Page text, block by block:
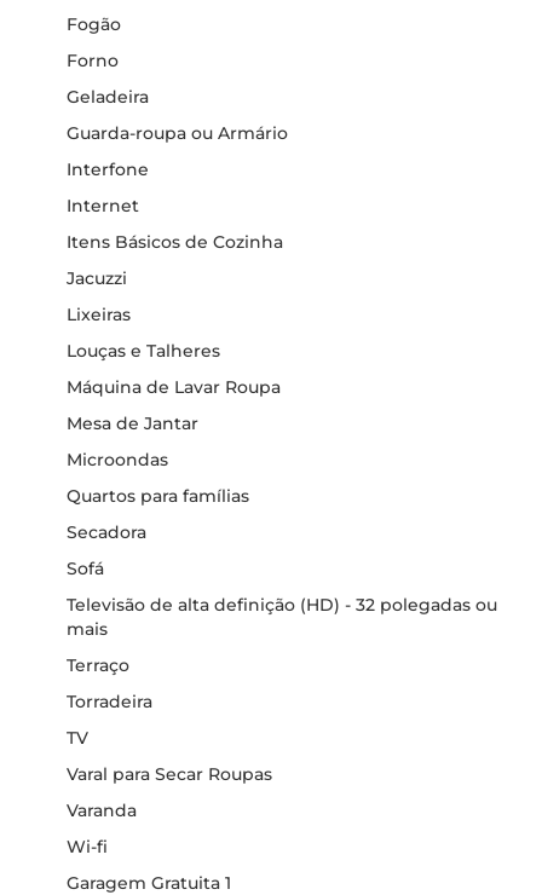
Fogão
Forno
Geladeira
Guarda-roupa ou Armário
Interfone
Internet
Itens Básicos de Cozinha
Jacuzzi
Lixeiras
Louças e Talheres
Máquina de Lavar Roupa
Mesa de Jantar
Microondas
Quartos para famílias
Secadora
Sofá
Televisão de alta definição (HD) - 32 polegadas ou
mais
Terraço
Torradeira
TV
Varal para Secar Roupas
Varanda
Wi-fi
Garagem Gratuita 1